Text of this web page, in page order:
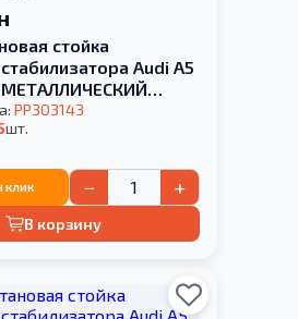
стойка
Audi A5
МЕТАЛЛИЧЕСКИЙ
PP303143
шт.
клик − +
В корзину